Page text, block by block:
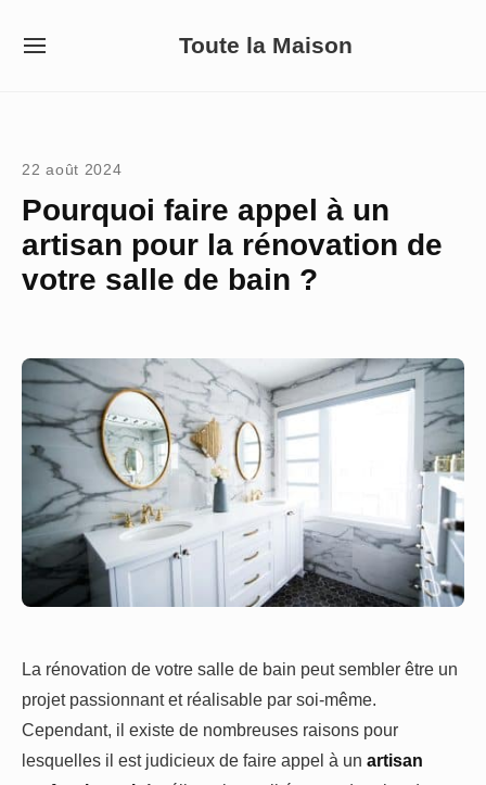
Toute la Maison
SITE
22 août 2024
Pourquoi faire appel à un
artisan pour la rénovation de
votre salle de bain ?
La rénovation de votre salle de bain peut sembler être un
projet passionnant et réalisable par soi-même.
Cependant, il existe de nombreuses raisons pour
lesquelles il est judicieux de faire appel à un artisan